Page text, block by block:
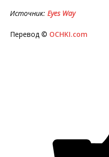
Источник: Eyes Way
Перевод © OCHKI.com